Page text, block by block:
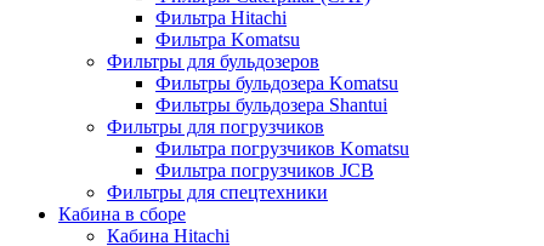
Фильтра Hitachi
Фильтра Komatsu
Фильтры для бульдозеров
Фильтры бульдозера Komatsu
Фильтры бульдозера Shantui
Фильтры для погрузчиков
Фильтра погрузчиков Komatsu
Фильтра погрузчиков JCB
Фильтры для спецтехники
Кабина в сборе
Кабина Hitachi